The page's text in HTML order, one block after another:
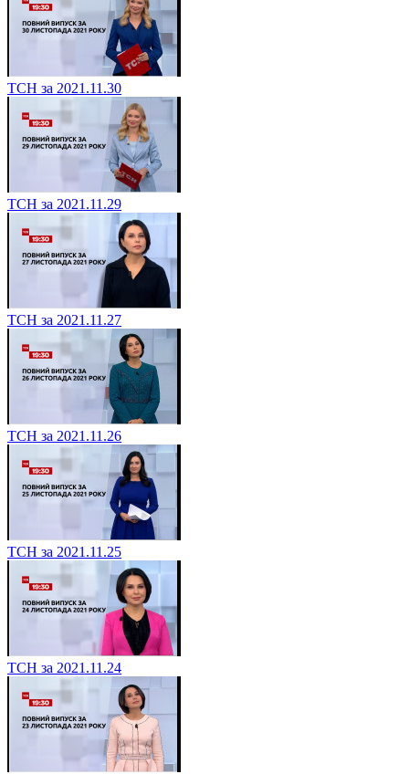
ТСН за 2021.11.30
ТСН за 2021.11.29
ТСН за 2021.11.27
ТСН за 2021.11.26
ТСН за 2021.11.25
ТСН за 2021.11.24